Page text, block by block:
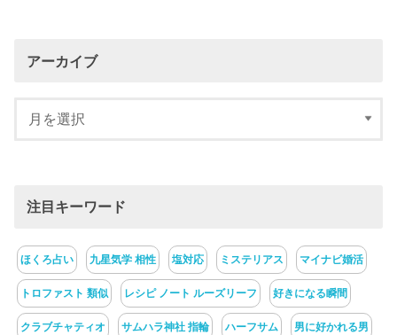
アーカイブ
注目キーワード
ほくろ占い 九星気学 相性 塩対応 ミステリアス マイナビ婚活
トロファスト 類似 レシピ ノート ルーズリーフ 好きになる瞬間
クラブチャティオ サムハラ神社 指輪 ハーフサム 男に好かれる男